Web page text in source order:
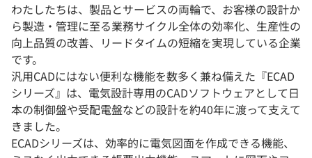
わたしたちは、製品とサービスの両輪で、お客様の設計か
ら製造・管理に至る業務サイクル全体の効率化、生産性の
向上品質の改善、リードタイムの短縮を実現している企業
です。
汎用CADにはない便利な機能を数多く兼ね備えた『ECAD
シリーズ』は、電気設計専用のCADソフトウェアとして日
本の制御盤や受配電盤などの設計を約40年に渡って支えて
きました。
ECADシリーズは、効率的に電気図面を作成できる機能、